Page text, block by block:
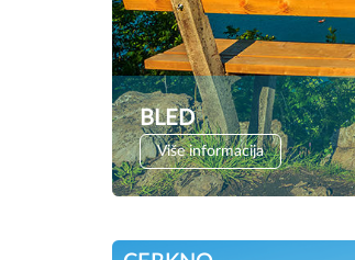
BLED
Više informacija